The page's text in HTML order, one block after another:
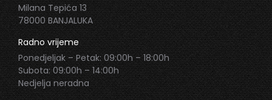
Milana Tepića 13
78000 BANJALUKA
Radno vrijeme
Ponedjeljak – Petak: 09:00h – 18:00h
Subota: 09:00h – 14:00h
Nedjelja neradna